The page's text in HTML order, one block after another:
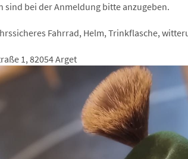
sind bei der Anmeldung bitte anzugeben.
Fahrrad, Helm, Trinkflasche,
1, 82054 Arget